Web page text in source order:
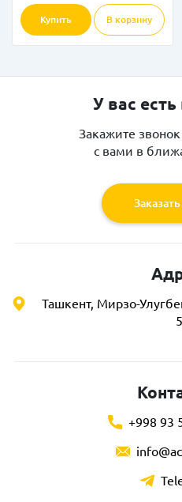
Купить В корзину
У вас
Закажите
с вами в
Ташкент, Мирзо-
+998 93